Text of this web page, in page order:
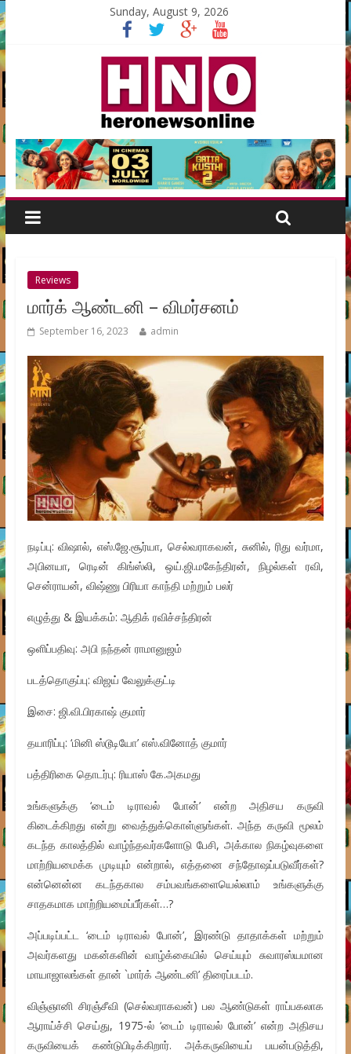
Sunday, August 9, 2026
Reviews
மார்க் ஆண்டனி – விமர்சனம்
September 16, 2023 admin
நடிப்பு: விஷால், எஸ்.ஜே.சூர்யா, செல்வராகவன், சுனில், ரிது வர்மா,
அபினயா, ரெடின் கிங்ஸ்லி, ஒய்.ஜி.மகேந்திரன், நிழல்கள் ரவி,
சென்ராயன், விஷ்ணு பிரியா காந்தி மற்றும் பலர்
எழுத்து & இயக்கம்: ஆதிக் ரவிச்சந்திரன்
ஒளிப்பதிவு: அபி நந்தன் ராமானுஜம்
படத்தொகுப்பு: விஜய் வேலுக்குட்டி
இசை: ஜி.வி.பிரகாஷ் குமார்
தயாரிப்பு: ‘மினி ஸ்டூடியோ’ எஸ்.வினோத் குமார்
பத்திரிகை தொடர்பு: ரியாஸ் கே.அகமது
உங்களுக்கு ‘டைம் டிராவல் போன்’ என்ற அதிசய கருவி
கிடைக்கிறது என்று வைத்துக்கொள்ளுங்கள். அந்த கருவி மூலம்
கடந்த காலத்தில் வாழ்ந்தவர்களோடு பேசி, அக்கால நிகழ்வுகளை
மாற்றியமைக்க முடியும் என்றால், எத்தனை சந்தோஷப்படுவீர்கள்?
என்னென்ன கடந்தகால சம்பவங்களையெல்லாம் உங்களுக்கு
சாதகமாக மாற்றியமைப்பீர்கள்…?
அப்படிப்பட்ட ‘டைம் டிராவல் போன்’, இரண்டு தாதாக்கள் மற்றும்
அவர்களது மகன்களின் வாழ்க்கையில் செய்யும் சுவாரஸ்யமான
மாயாஜாலங்கள் தான் `மார்க் ஆண்டனி’ திரைப்படம்.
விஞ்ஞானி சிரஞ்சீவி (செல்வராகவன்) பல ஆண்டுகள் ராப்பகலாக
ஆராய்ச்சி செய்து, 1975-ல் ‘டைம் டிராவல் போன்’ என்ற அதிசய
கருவியைக் கண்டுபிடிக்கிறார். அக்கருவியைப் பயன்படுத்தி,